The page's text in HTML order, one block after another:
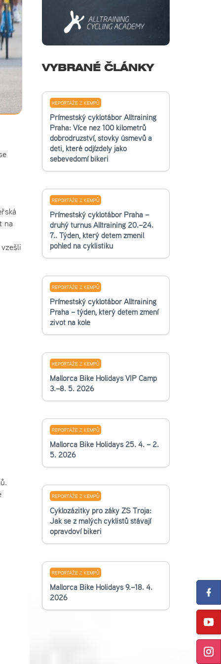
na
VYBRANÉ ČLÁNKY
REPORTÁŽE Z KEMPŮ
Příměstský cyklotábor Alltraining
Praha: Více než 100 kilometrů
dobrodružství, stovky úsměvů a
děti, které odjížděly jako
sebevědomí bikeři
REPORTÁŽE Z KEMPŮ
Příměstský cyklotábor Praha –
druhý turnus Alltraining 20.–24.
7.. Týden, který dětem změnil
pohled na cyklistiku
REPORTÁŽE Z KEMPŮ
Příměstský cyklotábor Alltraining
Praha – týden, který dětem změní
život na kole
REPORTÁŽE Z KEMPŮ
Mallorca Bike Holidays VIP Camp
3.–8. 5. 2026
REPORTÁŽE Z KEMPŮ
Mallorca Bike Holidays 25. 4. – 2.
5. 2026
REPORTÁŽE Z KEMPŮ
Cyklozážitky pro žáky ZŠ Troja:
Jak se z malých cyklistů stávají
opravdoví bikeři
REPORTÁŽE Z KEMPŮ
Mallorca Bike Holidays 9.–18. 4.
2026